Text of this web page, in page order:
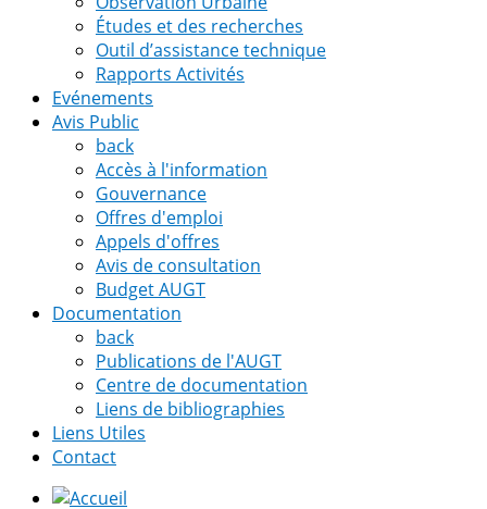
Études et des recherches
Outil d’assistance technique
Rapports Activités
Evénements
Avis Public
back
Accès à l'information
Gouvernance
Offres d'emploi
Appels d'offres
Avis de consultation
Budget AUGT
Documentation
back
Publications de l'AUGT
Centre de documentation
Liens de bibliographies
Liens Utiles
Contact